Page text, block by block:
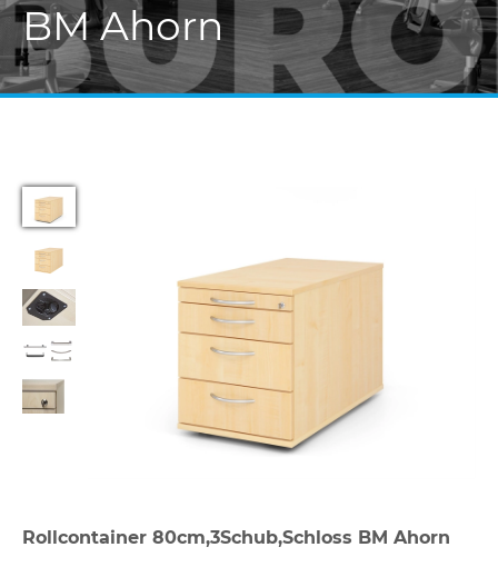
BM Ahorn
Rollcontainer 80cm,3Schub,Schloss BM Ahorn